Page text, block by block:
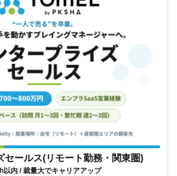
セールス(リモート勤務・関東圏)
以内 / 裁量大でキャリアアップ